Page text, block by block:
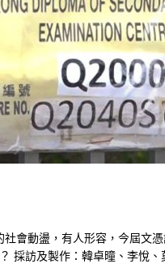
會動盪，有人形容，今屆文
採訪及製作：韓卓曈、李悅